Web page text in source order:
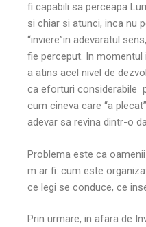
fi capabili sa perceapa
si chiar si atunci, inca nu
“inviere”in adevaratul
fie perceput. In momentul
a atins acel nivel de
ca eforturi considerabile
cum cineva care “a
adevar sa revina dintr-o
Problema este ca
m ar fi: cum este
ce legi se conduce, ce
Prin urmare, in afara de